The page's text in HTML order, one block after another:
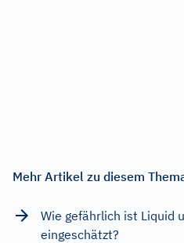
Mehr Artikel zu diesem
Wie gefährlich ist Liquid
eingeschätzt?